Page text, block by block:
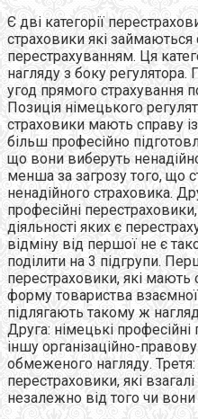
Є дві категорії
страховики які займаються
перестрахуванням. Ця
нагляду з боку
угод прямого страхування
Позиція німецького
страховики мають справу
більш професійно
що вони виберуть
менша за загрозу того, що
ненадійного страховика.
професійні
діяльності яких є
відміну від першої не є
поділити на 3 підгрупи.
перестраховики, які мають
форму товариства
підлягають такому ж
Друга: німецькі
іншу організаційно-
обмеженого нагляду. Третя:
перестраховики, які
незалежно від того чи